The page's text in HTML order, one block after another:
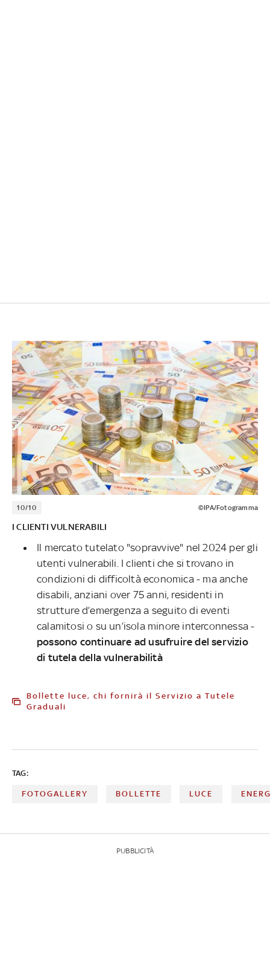
10/10 ©IPA/Fotogramma
I CLIENTI VULNERABILI
Il mercato tutelato "sopravvive" nel 2024 per gli
utenti vulnerabili. I clienti che si trovano in
condizioni di difficoltà economica - ma anche
disabili, anziani over 75 anni, residenti in
strutture d’emergenza a seguito di eventi
calamitosi o su un’isola minore interconnessa -
possono continuare ad usufruire del servizio
di tutela della vulnerabilità
Bollette luce, chi fornirà il Servizio a Tutele
Graduali
TAG:
FOTOGALLERY BOLLETTE LUCE
PUBBLICITÀ